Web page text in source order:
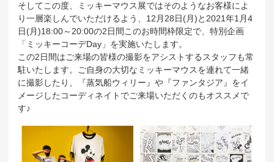
そしてこの度、ミッキーマウス展ではそのようなお客様によ
り一層楽しんでいただけるよう、12月28日(月)と2021年1月4
日(月)18:00～20:00の2日間このお時間枠限定で、特別企画
「ミッキーコーデDay」を実施いたします。
この2日間はご来場の皆様の撮影をアシストするスタッフも常
駐いたします。ご自身の大切なミッキーマウスを連れて一緒
に撮影したり、『蒸気船ウィリー』や『ファンタジア』をイ
メージしたコーディネイトでご来場いただくのもオススメで
す♪